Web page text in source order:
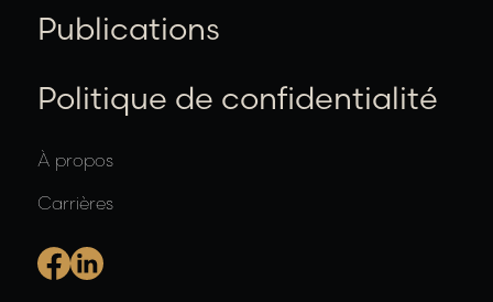
Publications
Politique de confidentialité
À propos
Carrières